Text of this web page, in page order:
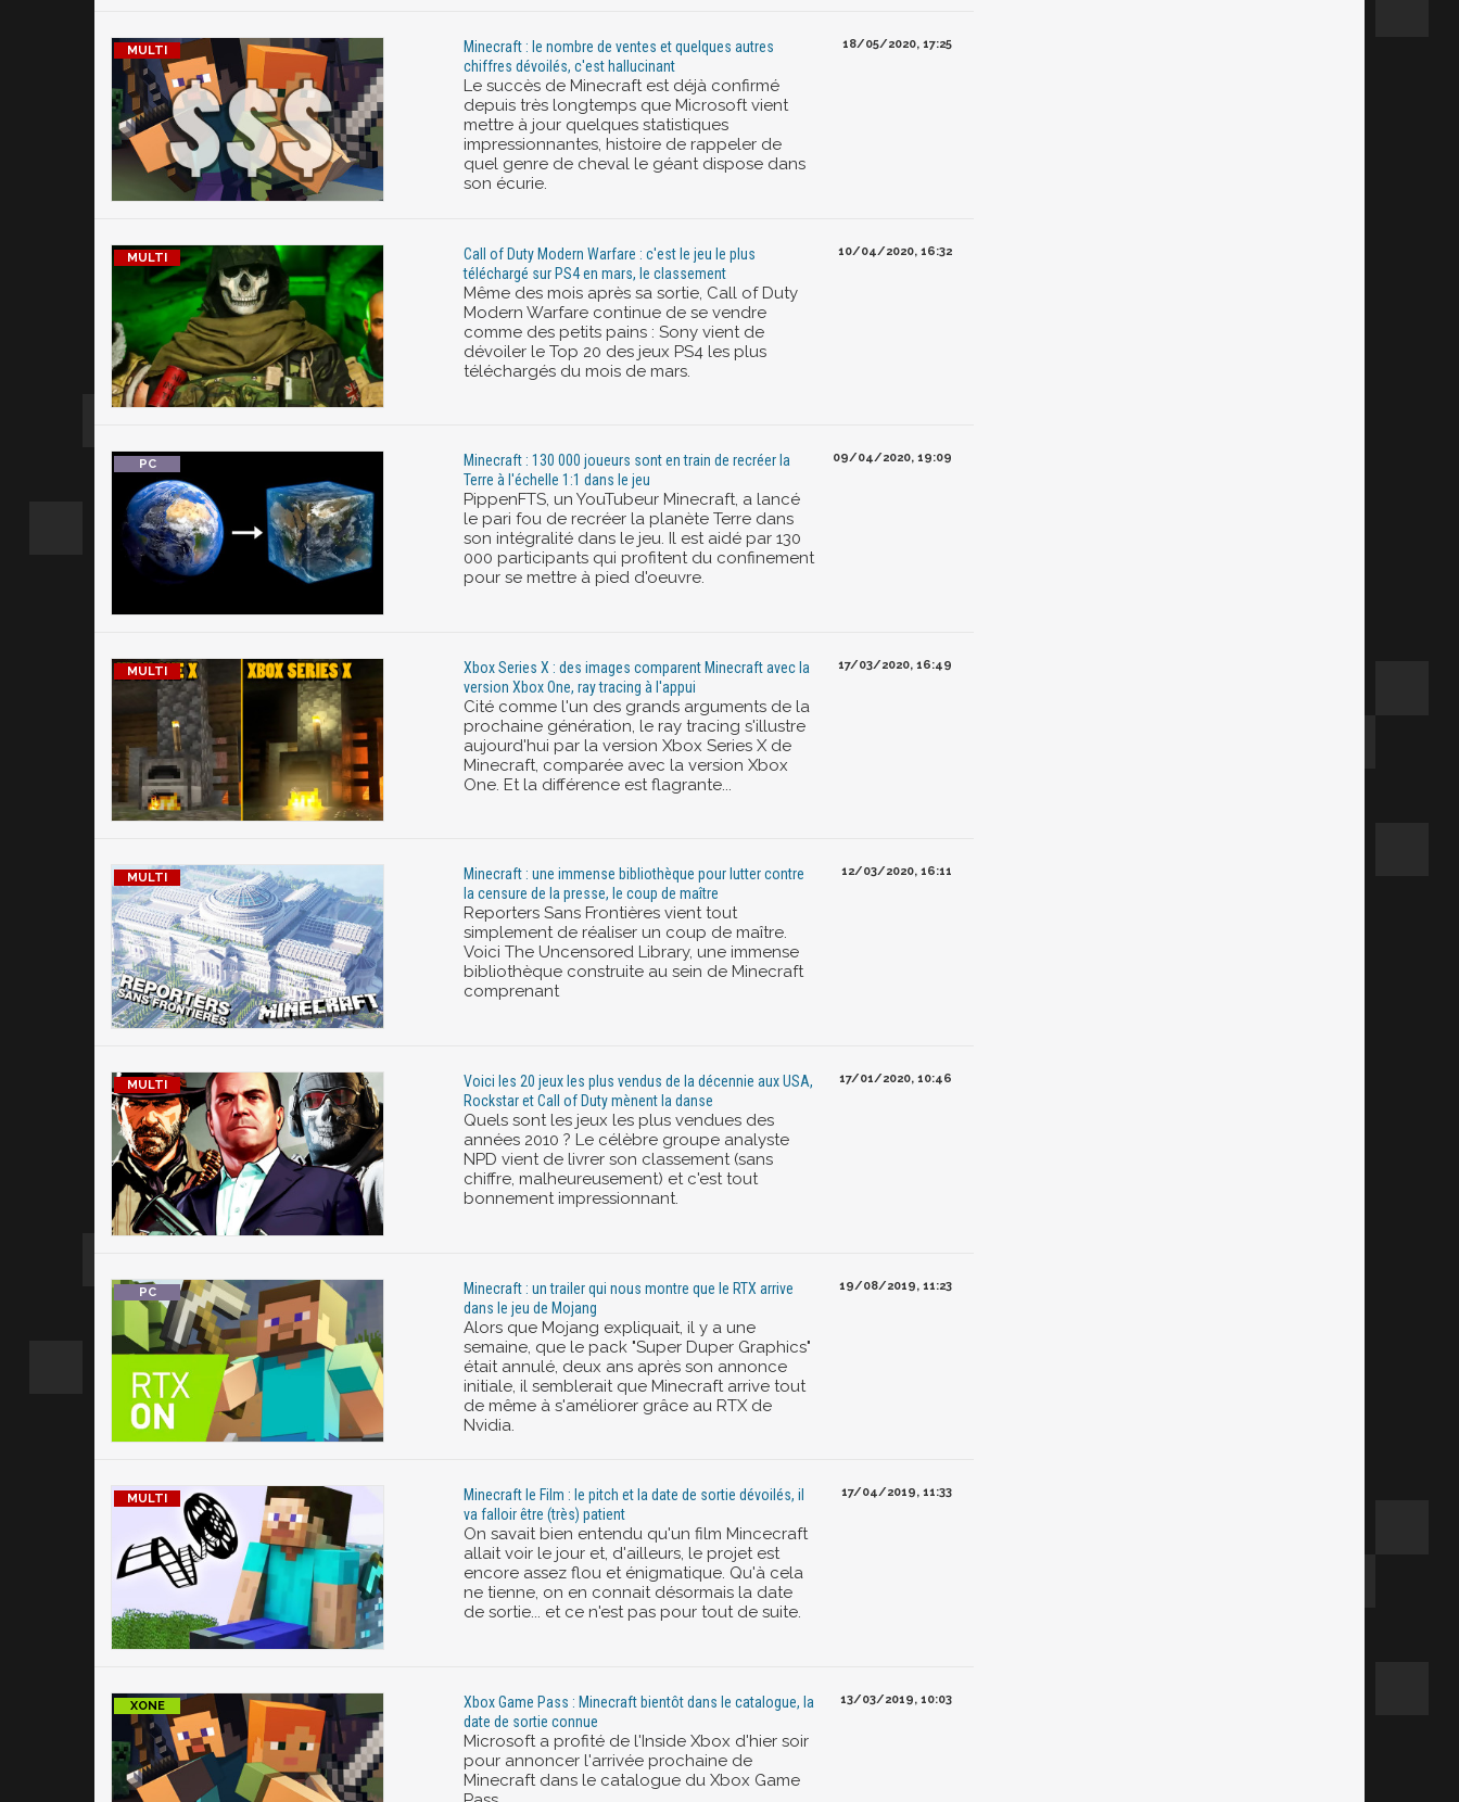
Minecraft : le nombre de ventes et quelques autres
chiffres dévoilés, c'est hallucinant
Le succès de Minecraft est déjà confirmé
depuis très longtemps que Microsoft vient
mettre à jour quelques statistiques
impressionnantes, histoire de rappeler de
quel genre de cheval le géant dispose dans
son écurie.
18/05/2020, 17:25
Call of Duty Modern Warfare : c'est le jeu le plus
téléchargé sur PS4 en mars, le classement
Même des mois après sa sortie, Call of Duty
Modern Warfare continue de se vendre
comme des petits pains : Sony vient de
dévoiler le Top 20 des jeux PS4 les plus
téléchargés du mois de mars.
10/04/2020, 16:32
Minecraft : 130 000 joueurs sont en train de recréer la
Terre à l'échelle 1:1 dans le jeu
PippenFTS, un YouTubeur Minecraft, a lancé
le pari fou de recréer la planète Terre dans
son intégralité dans le jeu. Il est aidé par 130
000 participants qui profitent du confinement
pour se mettre à pied d'oeuvre.
09/04/2020, 19:09
Xbox Series X : des images comparent Minecraft avec la
version Xbox One, ray tracing à l'appui
Cité comme l'un des grands arguments de la
prochaine génération, le ray tracing s'illustre
aujourd'hui par la version Xbox Series X de
Minecraft, comparée avec la version Xbox
One. Et la différence est flagrante...
17/03/2020, 16:49
Minecraft : une immense bibliothèque pour lutter contre
la censure de la presse, le coup de maître
Reporters Sans Frontières vient tout
simplement de réaliser un coup de maître.
Voici The Uncensored Library, une immense
bibliothèque construite au sein de Minecraft
comprenant
12/03/2020, 16:11
Voici les 20 jeux les plus vendus de la décennie aux USA,
Rockstar et Call of Duty mènent la danse
Quels sont les jeux les plus vendues des
années 2010 ? Le célèbre groupe analyste
NPD vient de livrer son classement (sans
chiffre, malheureusement) et c'est tout
bonnement impressionnant.
17/01/2020, 10:46
Minecraft : un trailer qui nous montre que le RTX arrive
dans le jeu de Mojang
Alors que Mojang expliquait, il y a une
semaine, que le pack "Super Duper Graphics"
était annulé, deux ans après son annonce
initiale, il semblerait que Minecraft arrive tout
de même à s'améliorer grâce au RTX de
Nvidia.
19/08/2019, 11:23
Minecraft le Film : le pitch et la date de sortie dévoilés, il
va falloir être (très) patient
On savait bien entendu qu'un film Mincecraft
allait voir le jour et, d'ailleurs, le projet est
encore assez flou et énigmatique. Qu'à cela
ne tienne, on en connait désormais la date
de sortie... et ce n'est pas pour tout de suite.
17/04/2019, 11:33
Xbox Game Pass : Minecraft bientôt dans le catalogue, la
date de sortie connue
Microsoft a profité de l'Inside Xbox d'hier soir
pour annoncer l'arrivée prochaine de
Minecraft dans le catalogue du Xbox Game
13/03/2019, 10:03